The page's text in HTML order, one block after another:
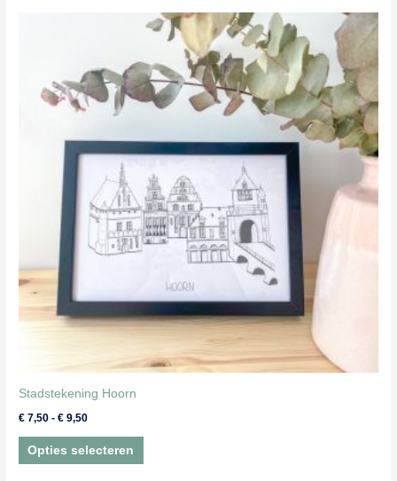
Stadstekening Hoorn
€ 7,50 - € 9,50Prijsklasse:
tot
Opties selecteren
Dit
product